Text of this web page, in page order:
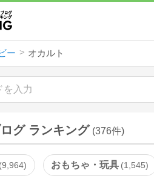
ー オカルト
グ ランキング (376件)
9,964 おもちゃ・玩具 1,545